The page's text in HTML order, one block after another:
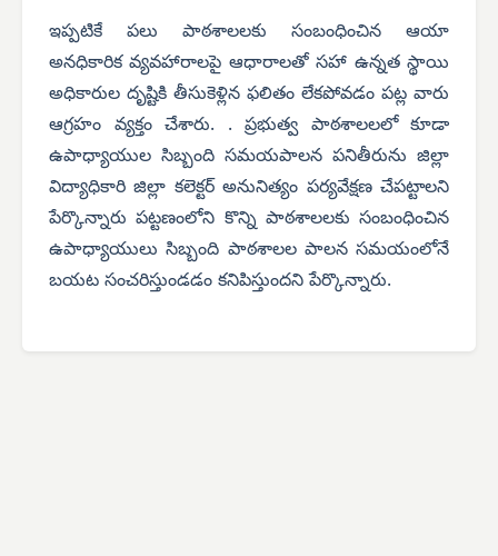
ఇప్పటికే పలు పాఠశాలలకు సంబంధించిన ఆయా
అనధికారిక వ్యవహారాలపై ఆధారాలతో సహా ఉన్నత స్థాయి
అధికారుల దృష్టికి తీసుకెళ్లిన ఫలితం లేకపోవడం పట్ల వారు
ఆగ్రహం వ్యక్తం చేశారు. . ప్రభుత్వ పాఠశాలలలో కూడా
ఉపాధ్యాయుల సిబ్బంది సమయపాలన పనితీరును జిల్లా
విద్యాధికారి జిల్లా కలెక్టర్ అనునిత్యం పర్యవేక్షణ చేపట్టాలని
పేర్కొన్నారు పట్టణంలోని కొన్ని పాఠశాలలకు సంబంధించిన
ఉపాధ్యాయులు సిబ్బంది పాఠశాలల పాలన సమయంలోనే
బయట సంచరిస్తుండడం కనిపిస్తుందని పేర్కొన్నారు.